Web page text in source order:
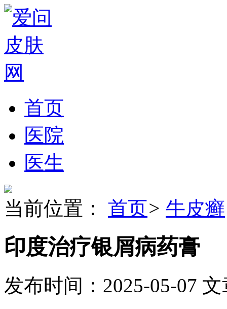
首页
医院
医生
当前位置： 首页> 牛皮癣
印度治疗银屑病药膏
发布时间：2025-05-07 文